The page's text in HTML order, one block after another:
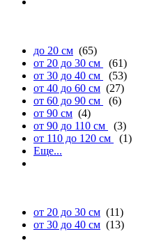
до 20 см (65)
от 20 до 30 см
(61)
от 30 до 40 см
(53)
от 40 до 60 см (27)
от 60 до 90 см
(6)
от 90 см (4)
от 90 до 110 см
(3)
от 110 до 120 см
(1)
Еще...
от 20 до 30 см (11)
от 30 до 40 см (13)